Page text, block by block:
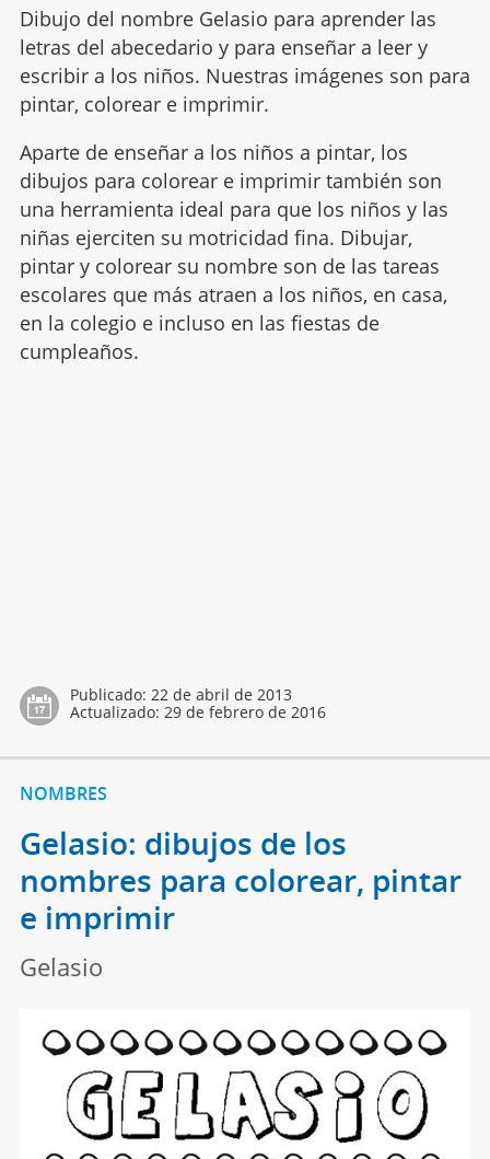
Dibujo del nombre Gelasio para aprender las
letras del abecedario y para enseñar a leer y
escribir a los niños. Nuestras imágenes son para
pintar, colorear e imprimir.
Aparte de enseñar a los niños a pintar, los
dibujos para colorear e imprimir también son
una herramienta ideal para que los niños y las
niñas ejerciten su motricidad fina. Dibujar,
pintar y colorear su nombre son de las tareas
escolares que más atraen a los niños, en casa,
en la colegio e incluso en las fiestas de
cumpleaños.
Publicado: 22 de abril de 2013
Actualizado: 29 de febrero de 2016
NOMBRES
Gelasio: dibujos de los
nombres para colorear, pintar
e imprimir
Gelasio